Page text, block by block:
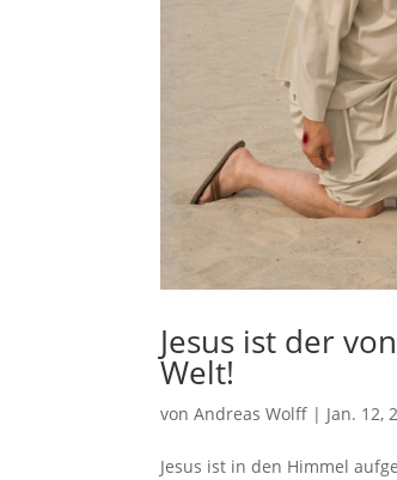
Jesus ist der
Welt!
vonAndreas Wolff | Jan. 12,
Jesus ist in den Himmel